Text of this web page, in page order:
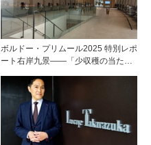
ボルドー・プリムール2025 特別レポ
ート右岸九景――「少収穫の当たり
ンテミリオン 有力9シャトー訪問記